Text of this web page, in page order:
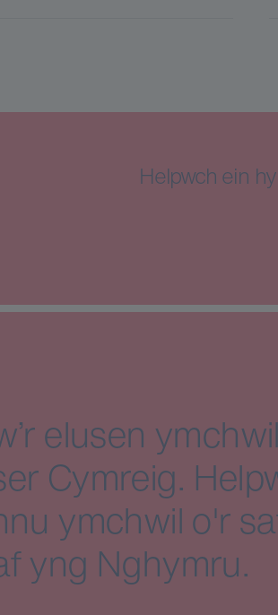
Helpwch ein
elusen ymchwil
Cymreig.
ymchwil o'r
yng Nghymru.